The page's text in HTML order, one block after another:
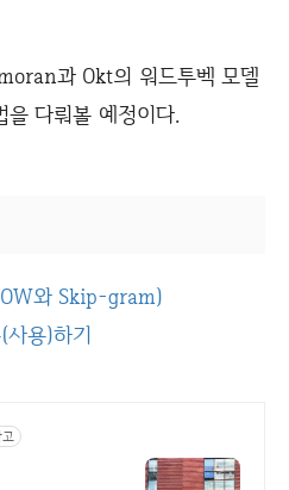
과 Okt의 워드투벡 모델
다뤄볼 예정이다.
와 Skip-gram)
용)하기